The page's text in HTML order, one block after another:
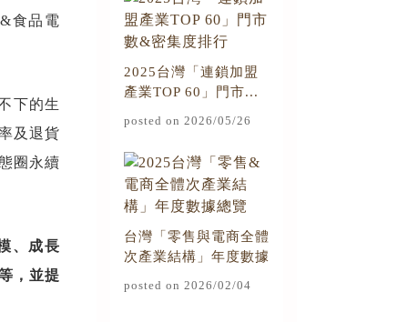
食品電
下的生
及退貨
圈永續
、成長
，並提
2025台灣「連鎖加盟
產業TOP 60」門市...
posted on 2026/05/26
台灣「零售與電商全體
次產業結構」年度數據
posted on 2026/02/04